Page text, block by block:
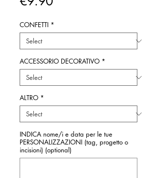
CONFETTI *
ACCESSORIO DECORATIVO *
ALTRO *
INDICA nome/i e data per le tue
PERSONALIZZAZIONI (tag, progetto o
incisioni) (optional)